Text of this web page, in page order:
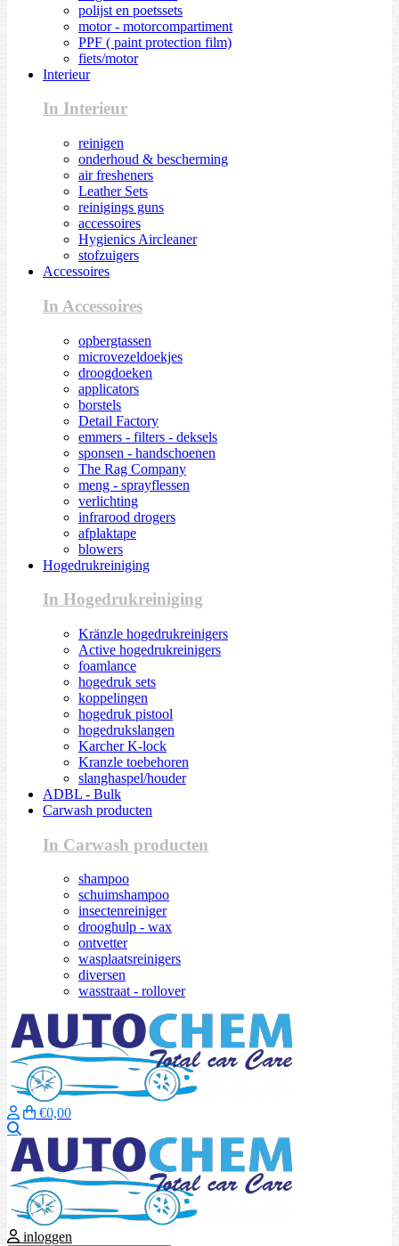
polijst en poetssets
motor - motorcompartiment
PPF ( paint protection film)
fiets/motor
Interieur
In Interieur
reinigen
onderhoud & bescherming
air fresheners
Leather Sets
reinigings guns
accessoires
Hygienics Aircleaner
stofzuigers
Accessoires
In Accessoires
opbergtassen
microvezeldoekjes
droogdoeken
applicators
borstels
Detail Factory
emmers - filters - deksels
sponsen - handschoenen
The Rag Company
meng - sprayflessen
verlichting
infrarood drogers
afplaktape
blowers
Hogedrukreiniging
In Hogedrukreiniging
Kränzle hogedrukreinigers
Active hogedrukreinigers
foamlance
hogedruk sets
koppelingen
hogedruk pistool
hogedrukslangen
Karcher K-lock
Kranzle toebehoren
slanghaspel/houder
ADBL - Bulk
Carwash producten
In Carwash producten
shampoo
schuimshampoo
insectenreiniger
drooghulp - wax
ontvetter
wasplaatsreinigers
diversen
wasstraat - rollover
€0,00
inloggen